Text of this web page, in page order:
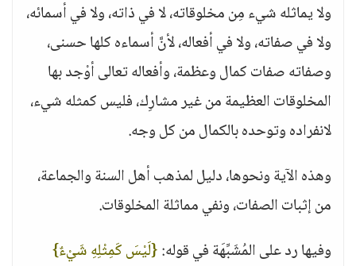
ولا يماثله شيء مِن مخلوقاته، لا في ذاته، ولا في أسمائه،
ولا في صفاته، ولا في أفعاله، لأنَّ أسماءه كلها حسنى،
وصفاته صفات كمال وعظمة، وأفعاله تعالى أوْجد بها
المخلوقات العظيمة من غير مشارِك، فليس كمثله شيء،
لانفراده وتوحده بالكمال من كل وجه.
وهذه الآية ونحوها، دليل لمذهب أهل السنة والجماعة،
من إثبات الصفات، ونفي مماثلة المخلوقات.
وفيها رد على المُشَبِّهَة في قوله:{لَيْسَ كَمِثْلِهِ شَيْءٌ}